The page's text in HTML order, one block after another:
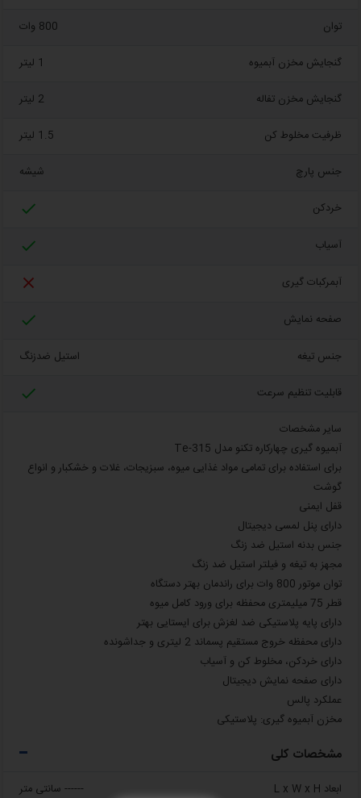
توان 800 وات
گنجایش مخزن آبمیوه 1 لیتر
گنجایش مخزن تفاله 2 لیتر
ظرفیت مخلوط کن 1.5 لیتر
جنس پارچ شیشه
خردکن 
آسیاب 
آبمرکبات گیری 
صفحه نمایش 
جنس تیغه استیل ضدزنگ
قابلیت تنظیم سرعت 
سایر مشخصات
آبمیوه گیری چهارکاره تکنو مدل Te-315
برای استفاده برای تمامی مواد غذایی میوه، سبزیجات، غلات و خشکبار و انواع
گوشت
قفل ایمنی
دارای پنل لمسی دیجیتال
جنس بدنه استیل ضد زنگ
مجهز به تیغه و فیلتر استیل ضد زنگ
توان موتور 800 وات برای راندمان بهتر دستگاه
قطر 75 میلیمتری محفظه برای ورود کامل میوه
دارای پایه پلاستیکی ضد لغزش برای ایستایی بهتر
دارای محفظه خروج مستقیم پسماند 2 لیتری و جداشونده
دارای خردکن، مخلوط کن و آسیاب
دارای صفحه نمایش دیجیتال
عملکرد پالس
مخزن آبمیوه‌ گیری: پلاستیکی
مشخصات کلی
ابعاد L x W x H ------ سانتی متر